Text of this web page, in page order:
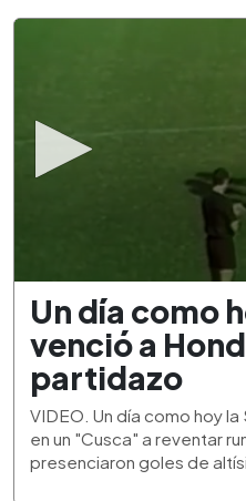
seconds
minute,
53
seconds
Un día como
venció a
partidazo
VIDEO. Un día como hoy
en un "Cusca" a reventar
presenciaron goles de